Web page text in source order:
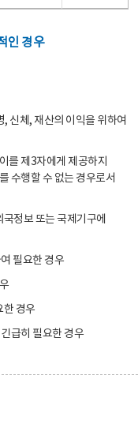
인 경우
신체, 재산의 이익을 위하여
를 제3자에게 제공하지
수행할 수 없는 경우로서
정보 또는 국제기구에
필요한 경우
한 경우
급히 필요한 경우